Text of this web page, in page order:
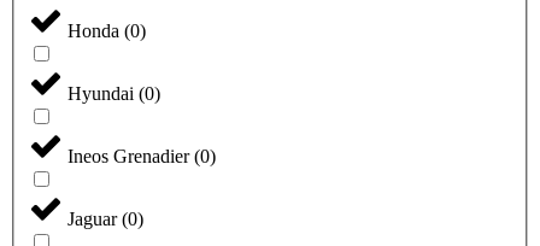
Honda (0)
Hyundai (0)
Ineos Grenadier(0)
Jaguar(0)